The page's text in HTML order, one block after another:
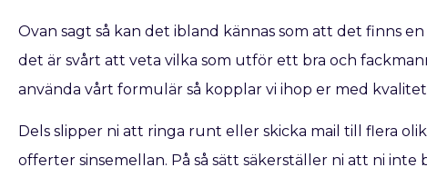
Ovan sagt så kan det ibland kännas som att det finns
det är svårt att veta vilka som utför ett bra och
använda vårt formulär så kopplar vi ihop er med
Dels slipper ni att ringa runt eller skicka mail till flera
offerter sinsemellan. På så sätt säkerställer ni att ni